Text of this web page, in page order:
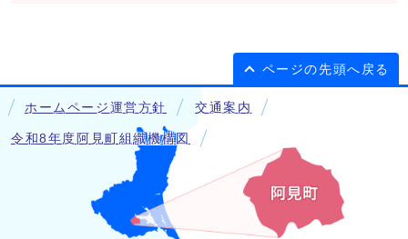
ページの先頭へ戻る
ホームページ運営方針 交通案内
令和8年度阿見町組織機構図